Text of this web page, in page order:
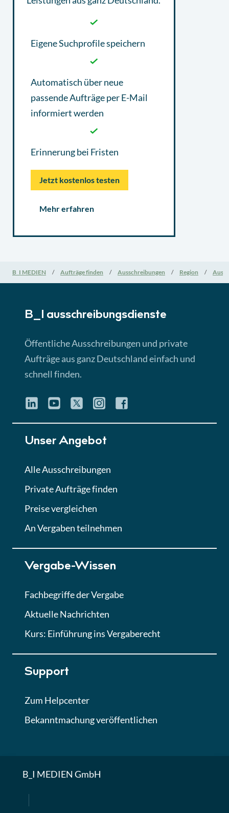
Eigene Suchprofile speichern
Automatisch über neue
passende Aufträge per E-Mail
informiert werden
Erinnerung bei Fristen
Jetzt kostenlos testen
Mehr erfahren
B_I MEDIEN Aufträge finden Ausschreibungen Region
B_I ausschreibungs­dienste
Öffentliche Ausschreibungen und private
Aufträge aus ganz Deutschland einfach und
schnell finden.
Unser Angebot
Alle Ausschreibungen
Private Aufträge finden
Preise vergleichen
An Vergaben teilnehmen
Vergabe-Wissen
Fachbegriffe der Vergabe
Aktuelle Nachrichten
Kurs: Einführung ins Vergaberecht
Support
Zum Helpcenter
Bekanntmachung veröffentlichen
B_I MEDIEN GmbH